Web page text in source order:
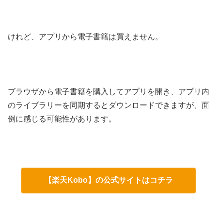
けれど、アプリから電子書籍は買えません。
ブラウザから電子書籍を購入してアプリを開き、アプリ内
のライブラリーを同期するとダウンロードできますが、面
倒に感じる可能性があります。
【楽天Kobo】の公式サイトはコチラ